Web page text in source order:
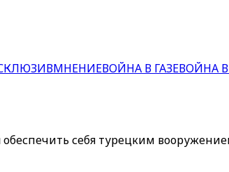
МНЕНИЕВОЙНА В ГАЗЕВОЙНА
себя турецким